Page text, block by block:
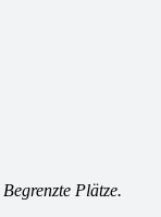
Begrenzte Plätze.